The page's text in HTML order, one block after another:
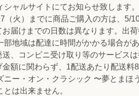
ャルサイトにてお知らせ致します。
（火）までに商品ご購入の方は、5/
届けまでの日数は異なります。出
地域は配達に時間がかかる場合があ
、コンビニ受け取り等のサービスは
額に関わらず、1配送あたり配送料
ー・オン・クラシック 〜夢とまほ
は出来ません。